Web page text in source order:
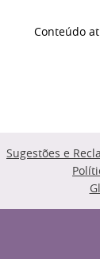
Conteúdo
Sugestões e